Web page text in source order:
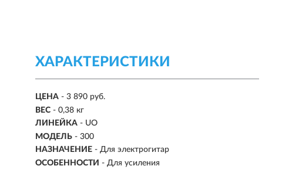
ХАРАКТЕРИСТИКИ
ЦЕНА - 3 890 руб.
ВЕС - 0,38 кг
ЛИНЕЙКА - UO
МОДЕЛЬ - 300
НАЗНАЧЕНИЕ - Для электрогитар
ОСОБЕННОСТИ - Для усиления